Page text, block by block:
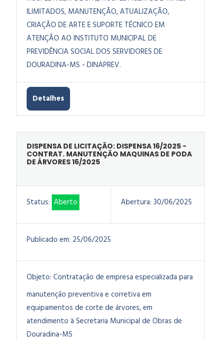
ILIMITADOS, MANUTENÇÃO, ATUALIZAÇÃO,
CRIAÇÃO DE ARTE E SUPORTE TÉCNICO EM
ATENÇÃO AO INSTITUTO MUNICIPAL DE
PREVIDÊNCIA SOCIAL DOS SERVIDORES DE
DOURADINA-MS - DINAPREV.
Detalhes
DISPENSA DE LICITAÇÃO: DISPENSA 16/2025 -
CONTRAT. MANUTENÇÃO MAQUINAS DE PODA
DE ÁRVORES 16/2025
Status: Aberto Abertura: 30/06/2025
Publicado em: 25/06/2025
Objeto: Contratação de empresa especializada para
manutenção preventiva e corretiva em
equipamentos de corte de árvores, em
atendimento à Secretaria Municipal de Obras de
Douradina-MS